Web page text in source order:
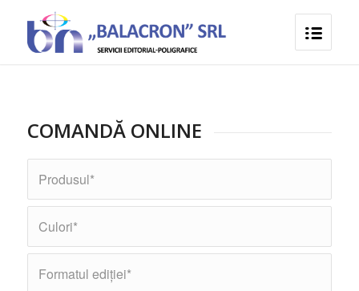
COMANDĂ ONLINE